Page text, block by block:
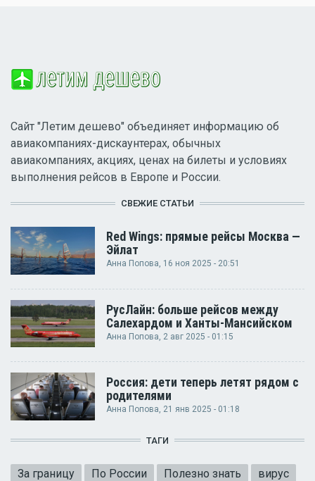
Сайт "Летим дешево" объединяет информацию об
авиакомпаниях-дискаунтерах, обычных
авиакомпаниях, акциях, ценах на билеты и условиях
выполнения рейсов в Европе и России.
СВЕЖИЕ СТАТЬИ
Red Wings: прямые рейсы Москва —
Эйлат
Анна Попова, 16 ноя 2025 - 20:51
РусЛайн: больше рейсов между
Салехардом и Ханты-Мансийском
Анна Попова , 2 авг 2025 - 01:15
Россия: дети теперь летят рядом с
родителями
Анна Попова, 21 янв 2025 - 01:18
ТАГИ
За границу По России Полезно знать
вирус